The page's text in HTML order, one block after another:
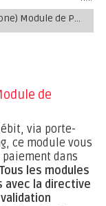
WordPress WooCommerce Ingenico (Ogone) Module de Paiement
de
via porte-
ce module vous
dans
Tous les modules
avec la directive